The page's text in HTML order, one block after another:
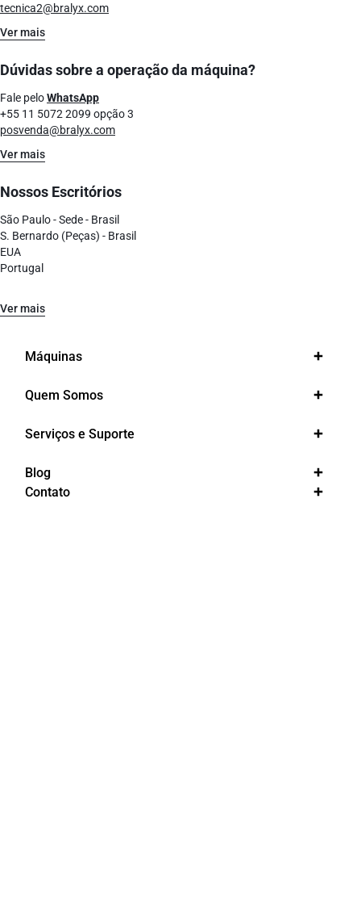
tecnica2@bralyx.com
Ver mais
Dúvidas sobre a operação da máquina?
Fale peloWhatsApp
+55 11 5072 2099 opção 3
posvenda@bralyx.com
Ver mais
Nossos Escritórios
São Paulo - Sede - Brasil
S. Bernardo (Peças) - Brasil
EUA
Portugal
Ver mais
Máquinas
Quem Somos
Serviços e Suporte
Blog
Contato